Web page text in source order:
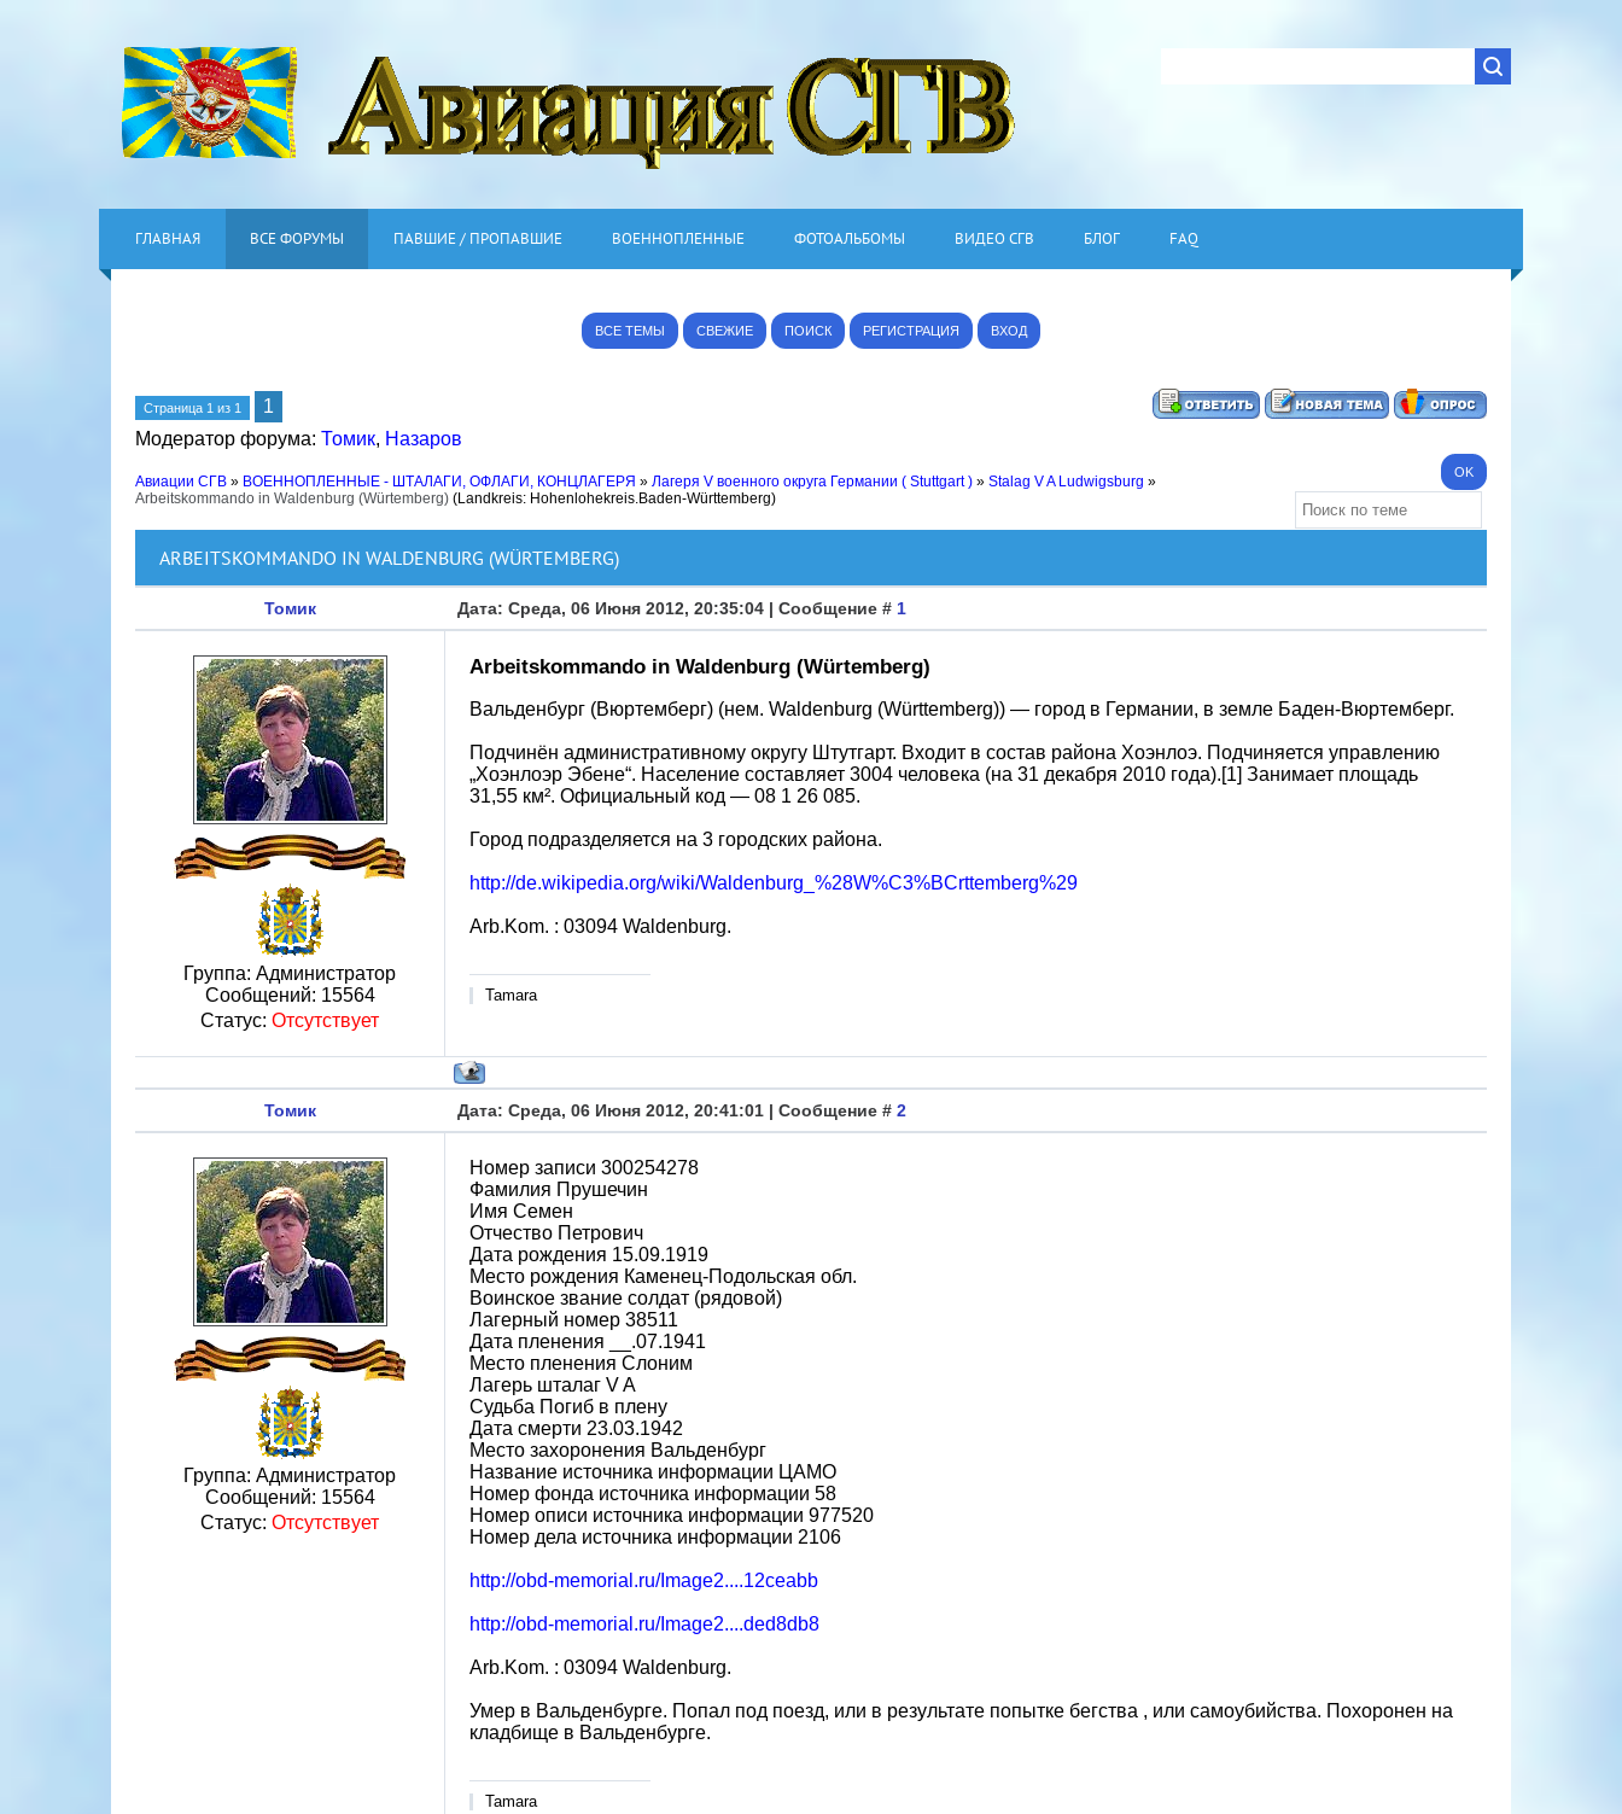
ГЛАВНАЯ ВСЕ ФОРУМЫ ПАВШИЕ / ПРОПАВШИЕ ВОЕННОПЛЕННЫЕ ФОТОАЛЬБОМЫ ВИДЕО СГВ БЛОГ FAQ
ВСЕ ТЕМЫ СВЕЖИЕ ПОИСК РЕГИСТРАЦИЯ ВХОД
Страница 1 из 1
1
Модератор форума: Томик, Назаров
Авиации СГВ » ВОЕННОПЛЕННЫЕ - ШТАЛАГИ, ОФЛАГИ, КОНЦЛАГЕРЯ » Лагеря V военного округа Германии ( Stuttgart ) » Stalag V A Ludwigsburg »
Arbeitskommando in Waldenburg (Würtemberg) (Landkreis: Hohenlohekreis.Baden-Württemberg)
ARBEITSKOMMANDO IN WALDENBURG (WÜRTEMBERG)
Томик Дата: Среда, 06 Июня 2012, 20:35:04 | Сообщение # 1
Группа: Администратор
Сообщений: 15564
Статус: Отсутствует
Arbeitskommando in Waldenburg (Würtemberg)
Вальденбург (Вюртемберг) (нем. Waldenburg (Württemberg)) — город в Германии, в земле Баден-Вюртемберг.
Подчинён административному округу Штутгарт. Входит в состав района Хоэнлоэ. Подчиняется управлению
„Хоэнлоэр Эбене“. Население составляет 3004 человека (на 31 декабря 2010 года).[1] Занимает площадь
31,55 км². Официальный код — 08 1 26 085.
Город подразделяется на 3 городских района.
http://de.wikipedia.org/wiki/Waldenburg_%28W%C3%BCrttemberg%29
Arb.Kom. : 03094 Waldenburg.
Tamara
Томик Дата: Среда, 06 Июня 2012, 20:41:01 | Сообщение # 2
Группа: Администратор
Сообщений: 15564
Статус: Отсутствует
Номер записи 300254278
Фамилия Прушечин
Имя Семен
Отчество Петрович
Дата рождения 15.09.1919
Место рождения Каменец-Подольская обл.
Воинское звание солдат (рядовой)
Лагерный номер 38511
Дата пленения __.07.1941
Место пленения Слоним
Лагерь шталаг V A
Судьба Погиб в плену
Дата смерти 23.03.1942
Место захоронения Вальденбург
Название источника информации ЦАМО
Номер фонда источника информации 58
Номер описи источника информации 977520
Номер дела источника информации 2106
http://obd-memorial.ru/Image2....12ceabb
http://obd-memorial.ru/Image2....ded8db8
Arb.Kom. : 03094 Waldenburg.
Умер в Вальденбурге. Попал под поезд, или в результате попытке бегства , или самоубийства. Похоронен на
кладбище в Вальденбурге.
Tamara